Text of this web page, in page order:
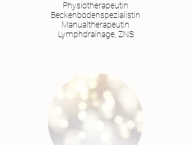
Physiotherapeutin
Beckenbodenspezialistin
Manualtherapeutin
Lymphdrainage, ZNS